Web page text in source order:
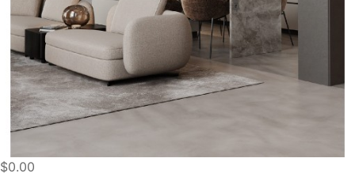
$0.00